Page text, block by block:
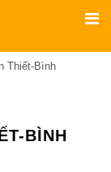
Thiết-Bình
BÌNH